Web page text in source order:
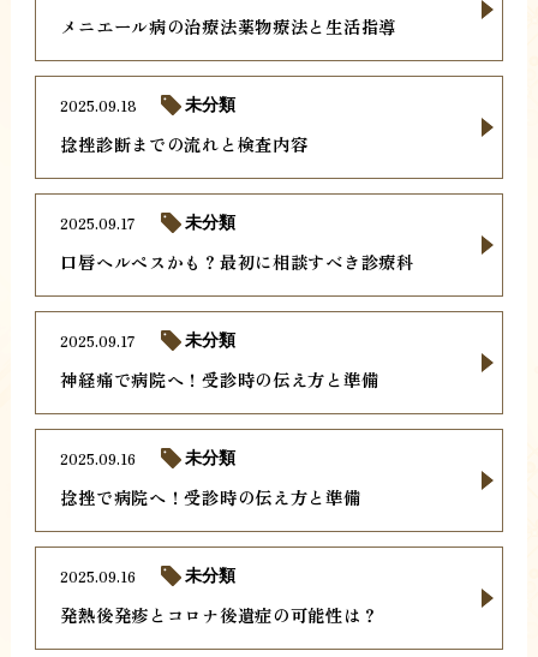
メニエール病の治療法薬物療法と生活指導
捻挫診断までの流れと検査内容
2025.09.18 未分類
口唇ヘルペスかも？最初に相談すべき診療科
2025.09.17 未分類
神経痛で病院へ！受診時の伝え方と準備
2025.09.17 未分類
捻挫で病院へ！受診時の伝え方と準備
2025.09.16 未分類
発熱後発疹とコロナ後遺症の可能性は？
2025.09.16 未分類